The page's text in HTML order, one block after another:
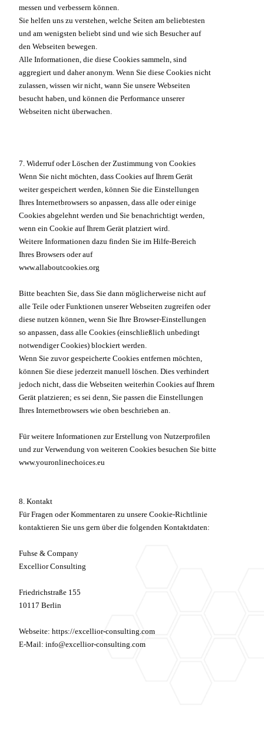
messen und verbessern können.
Sie helfen uns zu verstehen, welche Seiten am beliebtesten
und am wenigsten beliebt sind und wie sich Besucher auf
den Webseiten bewegen.
Alle Informationen, die diese Cookies sammeln, sind
aggregiert und daher anonym. Wenn Sie diese Cookies nicht
zulassen, wissen wir nicht, wann Sie unsere Webseiten
besucht haben, und können die Performance unserer
Webseiten nicht überwachen.
7. Widerruf oder Löschen der Zustimmung von Cookies
Wenn Sie nicht möchten, dass Cookies auf Ihrem Gerät
weiter gespeichert werden, können Sie die Einstellungen
Ihres Internetbrowsers so anpassen, dass alle oder einige
Cookies abgelehnt werden und Sie benachrichtigt werden,
wenn ein Cookie auf Ihrem Gerät platziert wird.
Weitere Informationen dazu finden Sie im Hilfe-Bereich
Ihres Browsers oder auf
www.allaboutcookies.org
Bitte beachten Sie, dass Sie dann möglicherweise nicht auf
alle Teile oder Funktionen unserer Webseiten zugreifen oder
diese nutzen können, wenn Sie Ihre Browser-Einstellungen
so anpassen, dass alle Cookies (einschließlich unbedingt
notwendiger Cookies) blockiert werden.
Wenn Sie zuvor gespeicherte Cookies entfernen möchten,
können Sie diese jederzeit manuell löschen. Dies verhindert
jedoch nicht, dass die Webseiten weiterhin Cookies auf Ihrem
Gerät platzieren; es sei denn, Sie passen die Einstellungen
Ihres Internetbrowsers wie oben beschrieben an.
Für weitere Informationen zur Erstellung von Nutzerprofilen
und zur Verwendung von weiteren Cookies besuchen Sie bitte
www.youronlinechoices.eu
8. Kontakt
Für Fragen oder Kommentaren zu unsere Cookie-Richtlinie
kontaktieren Sie uns gern über die folgenden Kontaktdaten:
Fuhse & Company
Excellior Consulting
Friedrichstraße 155
10117 Berlin
Webseite: https://excellior-consulting.com
E-Mail: info@excellior-consulting.com